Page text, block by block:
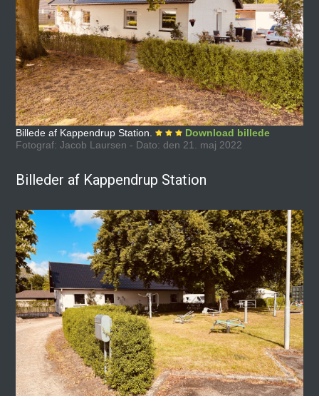
Billede af Kappendrup Station.
Download billede
Fotograf: Jacob Laursen - Dato: den 21. maj 2022
Billeder af Kappendrup Station